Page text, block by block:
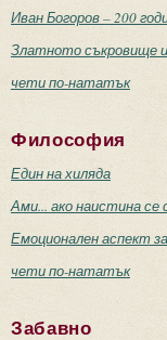
Иван Богоров – 200
Златното съкровище
чети по-нататък
Философия
Един на хиляда
Ами... ако наистина се
Емоционален аспект
чети по-нататък
Забавно